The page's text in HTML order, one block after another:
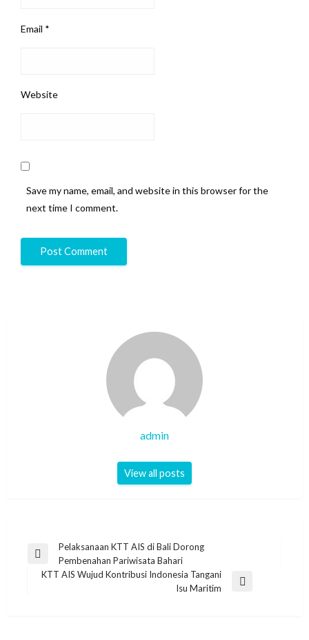
Email *
Website
Save my name, email, and website in this browser for the
next time I comment.
admin
View all posts
Post
navigation
Previous
Post
Pelaksanaan KTT AIS di Bali Dorong
Pembenahan Pariwisata Bahari
KTT AIS Wujud Kontribusi Indonesia Tangani
Isu Maritim